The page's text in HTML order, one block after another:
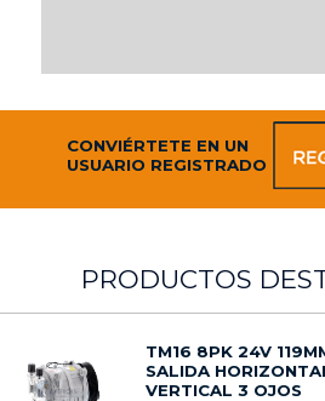
CONVIÉRTETE EN UN
USUARIO REGISTRADO
PRODUCTOS
TM16 8PK 24V
SALIDA
VERTICAL 3 OJOS